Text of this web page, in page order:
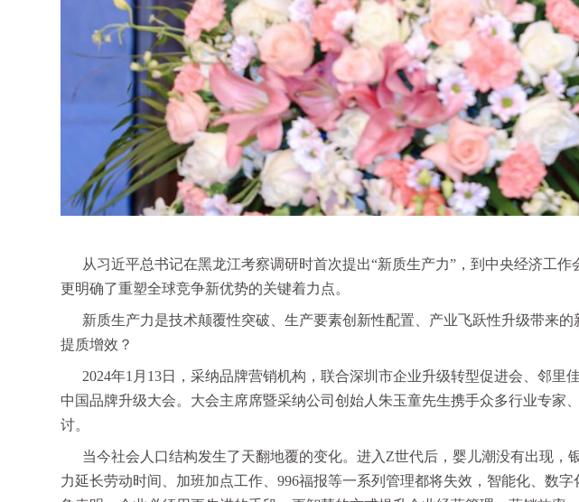
从习近平总书记在黑龙江考察调研时首次提出“新质生产力”，到中央经济工
更明确了重塑全球竞争新优势的关键着力点。
新质生产力是技术颠覆性突破、生产要素创新性配置、产业飞跃性升级带来
提质增效？
2024年1月13日，采纳品牌营销机构，联合深圳市企业升级转型促进会、邻
中国品牌升级大会。大会主席席暨采纳公司创始人朱玉童先生携手众多行业专
讨。
当今社会人口结构发生了天翻地覆的变化。进入Z世代后，婴儿潮没有出现
力延长劳动时间、加班加点工作、996福报等一系列管理都将失效，智能化、数